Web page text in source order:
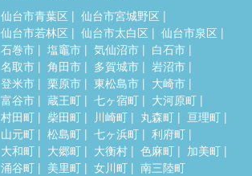
仙台市青葉区
仙台市宮城野区
仙台市若林区
仙台市太白区
仙台市泉区
石巻市
塩竈市 気仙沼市
白石市
名取市
角田市 多賀城市
岩沼市
登米市
栗原市 東松島市
大崎市
富谷市
蔵王町 七ヶ宿町
大河原町
村田町
柴田町 川崎町 丸森町
亘理町
山元町
松島町 七ヶ浜町
利府町
大和町
大郷町 大衡村 色麻町
加美町
涌谷町
美里町 女川町 南三陸町